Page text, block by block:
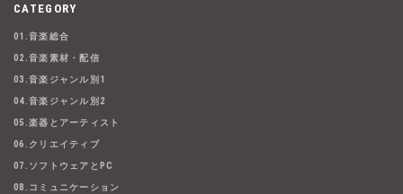
CATEGORY
01.音楽総合
02.音楽素材・配信
03.音楽ジャンル別1
04.音楽ジャンル別2
05.楽器とアーティスト
06.クリエイティブ
07.ソフトウェアとPC
08.コミュニケーション